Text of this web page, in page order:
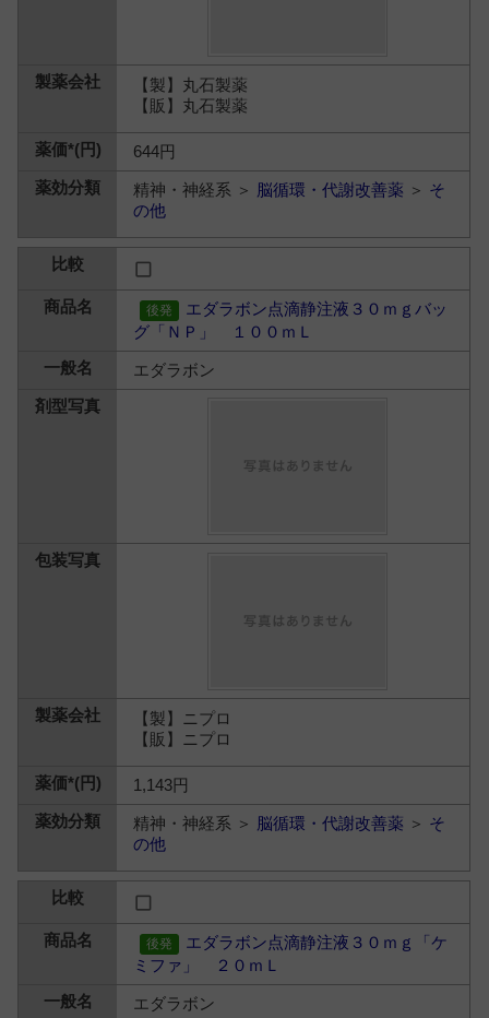
【製】丸石製薬
【販】丸石製薬
644円
精神・神経系 ＞ 脳循環・代謝改善薬 ＞ そ
の他
エダラボン点滴静注液３０ｍｇバッ
グ「ＮＰ」 １００ｍＬ
エダラボン
【製】ニプロ
【販】ニプロ
1,143円
精神・神経系 ＞ 脳循環・代謝改善薬 ＞ そ
の他
エダラボン点滴静注液３０ｍｇ「ケ
ミファ」 ２０ｍＬ
エダラボン